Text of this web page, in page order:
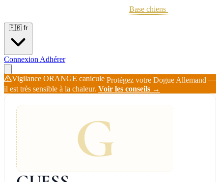
Base chiens
🇫🇷 fr
Connexion Adhérer
Vigilance ORANGE canicule Protégez votre Dogue Allemand —
il est très sensible à la chaleur. Voir les conseils →
G